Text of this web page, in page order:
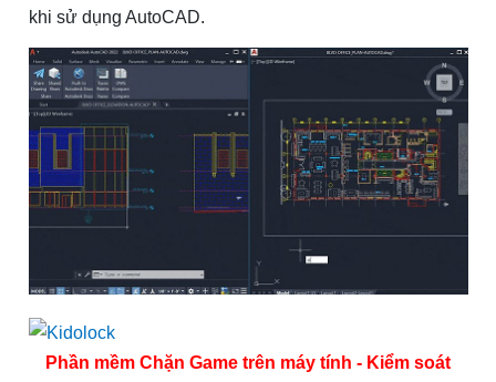
khi sử dụng AutoCAD.
Phần mềm Chặn Game trên máy tính - Kiểm soát